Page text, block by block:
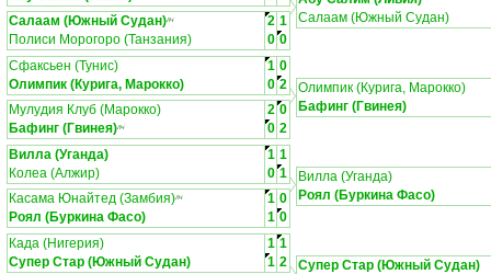
Салаам (Южный Судан)ЛЧ 2 1
Полиси Морогоро (Танзания)
0 0
Салаам (Южный Судан)
Сфаксьен (Тунис) 1 0
Олимпик (Курига, Марокко)
0 2
Мулудия Клуб (Марокко)
2 0
Бафинг (Гвинея)ЛЧ 0 2
Олимпик (Курига, Марокко)
Бафинг (Гвинея)
Вилла (Уганда) 1 1
Колеа (Алжир)
0 1
Касама Юнайтед (Замбия)ЛЧ 1 0
Роял (Буркина Фасо)
1 0
Вилла (Уганда)
Роял (Буркина Фасо)
Када (Нигерия) 1 1
Супер Стар (Южный Судан)
1 2
Супер Стар (Южный Судан)